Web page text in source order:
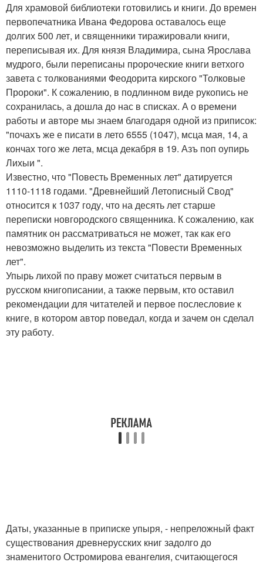
Для храмовой библиотеки готовились и книги. До времен
первопечатника Ивана Федорова оставалось еще
долгих 500 лет, и священники тиражировали книги,
переписывая их. Для князя Владимира, сына Ярослава
мудрого, были переписаны пророческие книги ветхого
завета с толкованиями Феодорита кирского "Толковые
Пророки". К сожалению, в подлинном виде рукопись не
сохранилась, а дошла до нас в списках. А о времени
работы и авторе мы знаем благодаря одной из приписок:
"почахъ же е писати в лето 6555 (1047), мсца мая, 14, а
кончах того же лета, мсца декабря в 19. Азъ поп оупирь
Лихыи ".
Известно, что "Повесть Временных лет" датируется
1110-1118 годами. "Древнейший Летописный Свод"
относится к 1037 году, что на десять лет старше
переписки новгородского священника. К сожалению, как
памятник он рассматриваться не может, так как его
невозможно выделить из текста "Повести Временных
лет".
Упырь лихой по праву может считаться первым в
русском книгописании, а также первым, кто оставил
рекомендации для читателей и первое послесловие к
книге, в котором автор поведал, когда и зачем он сделал
эту работу.
Даты, указанные в приписке упыря, - непреложный факт
существования древнерусских книг задолго до
знаменитого Остромирова евангелия, считающегося